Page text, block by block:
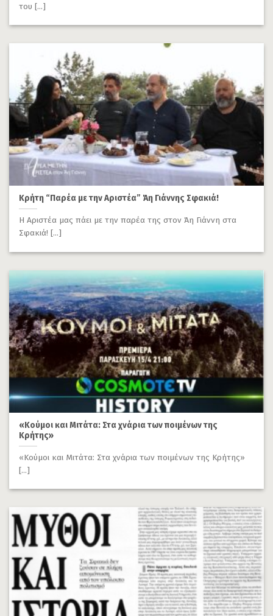
του [...]
Κρήτη “Παρέα με την Αριστέα” Άη Γιάννης Σφακιά!
Η Αριστέα μας πάει με την παρέα της στον Άη Γιάννη στα
Σφακιά! [...]
«Κούμοι και Μιτάτα: Στα χνάρια των ποιμένων της
Κρήτης»
«Κούμοι και Μιτάτα: Στα χνάρια των ποιμένων της Κρήτης»
[...]